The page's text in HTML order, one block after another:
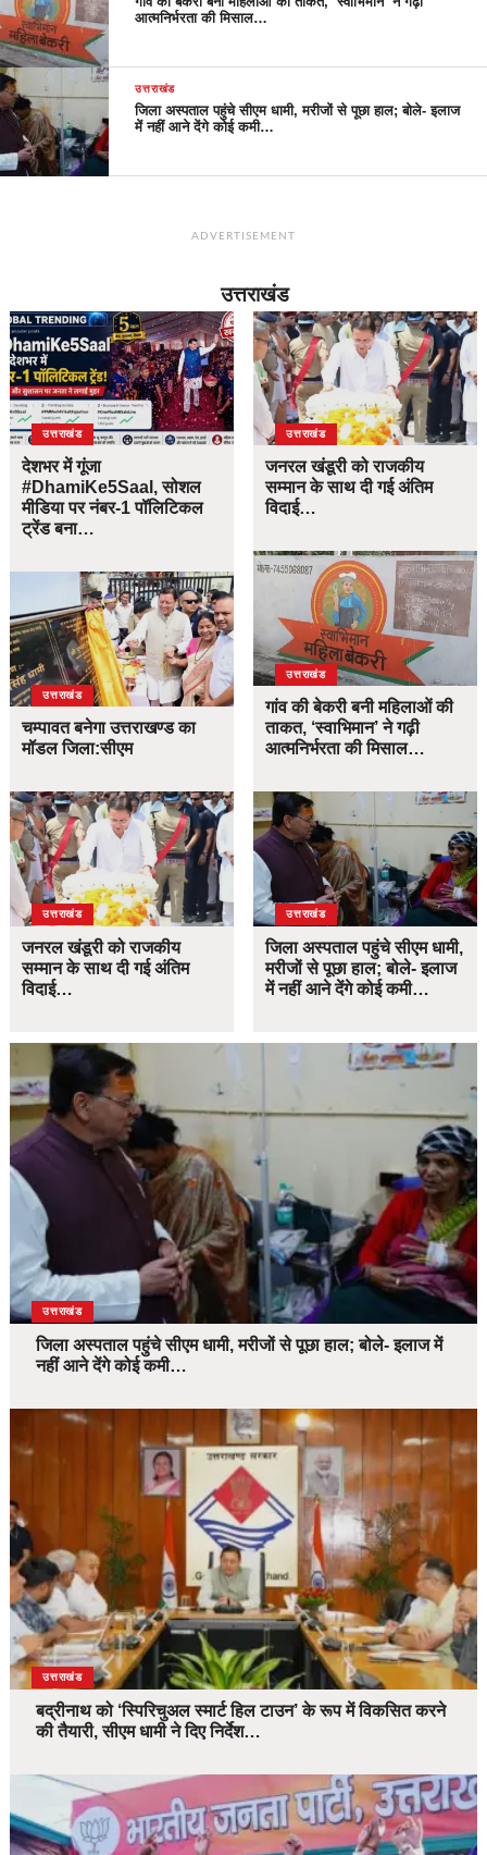
आत्मनिर्भरता की मिसाल…
उत्तराखंड
जिला अस्पताल पहुंचे सीएम धामी, मरीजों से पूछा हाल; बोले- इलाज
में नहीं आने देंगे कोई कमी…
ADVERTISEMENT
उत्तराखंड
उत्तराखंड
देशभर में गूंजा
#DhamiKe5Saal, सोशल
मीडिया पर नंबर-1 पॉलिटिकल
ट्रेंड बना…
उत्तराखंड
चम्पावत बनेगा उत्तराखण्ड का
मॉडल जिला:सीएम
उत्तराखंड
जनरल खंडूरी को राजकीय
सम्मान के साथ दी गई अंतिम
विदाई…
उत्तराखंड
जनरल खंडूरी को राजकीय
सम्मान के साथ दी गई अंतिम
विदाई…
उत्तराखंड
गांव की बेकरी बनी महिलाओं की
ताकत, ‘स्वाभिमान’ ने गढ़ी
आत्मनिर्भरता की मिसाल…
उत्तराखंड
जिला अस्पताल पहुंचे सीएम धामी,
मरीजों से पूछा हाल; बोले- इलाज
में नहीं आने देंगे कोई कमी…
उत्तराखंड
जिला अस्पताल पहुंचे सीएम धामी, मरीजों से पूछा हाल; बोले- इलाज में
नहीं आने देंगे कोई कमी…
उत्तराखंड
बद्रीनाथ को ‘स्पिरिचुअल स्मार्ट हिल टाउन’ के रूप में विकसित करने
की तैयारी, सीएम धामी ने दिए निर्देश…